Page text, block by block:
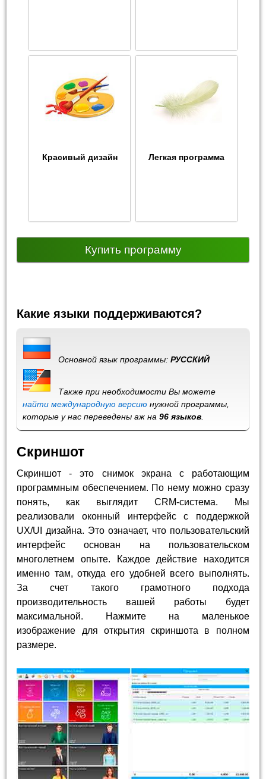
Красивый дизайн Легкая программа
Купить программу
Какие языки поддерживаются?
Основной язык программы:РУССКИЙ
Также при необходимости Вы можете
найти международную версию нужной программы,
которые у нас переведены аж на96 языков
Скриншот
Скриншот - это снимок экрана с работающим
программным обеспечением. По нему можно сразу
понять, как выглядит CRM-система. Мы
реализовали оконный интерфейс с поддержкой
UX/UI дизайна. Это означает, что пользовательский
интерфейс основан на пользовательском
многолетнем опыте. Каждое действие находится
именно там, откуда его удобней всего выполнять.
За счет такого грамотного подхода
производительность вашей работы будет
максимальной. Нажмите на маленькое
изображение для открытия скриншота в полном
размере.